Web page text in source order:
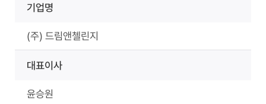
기업명
(주) 드림앤첼린지
대표이사
윤승원